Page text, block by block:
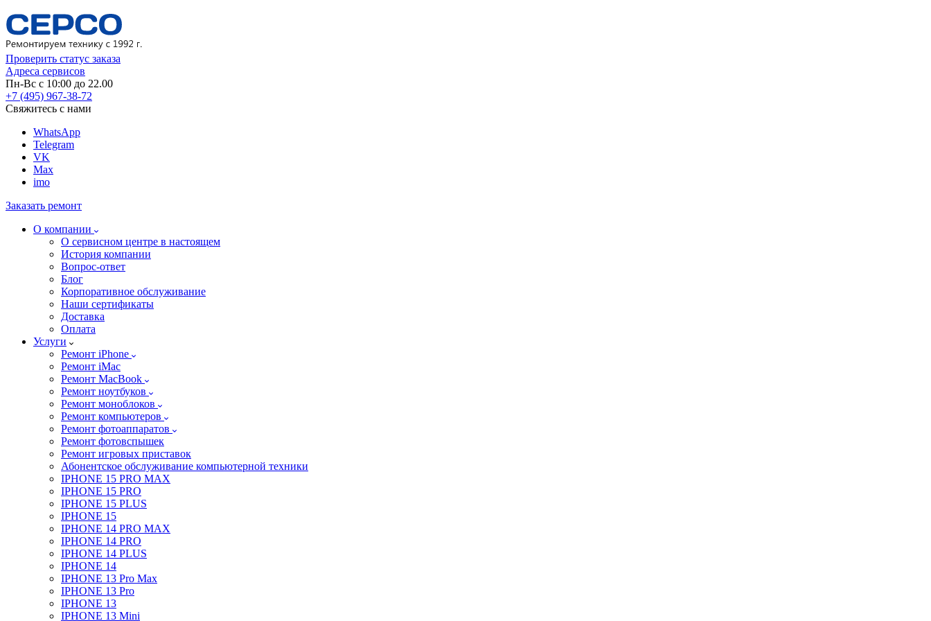
Проверить статус заказа
Адреса сервисов
Пн-Вс с 10:00 до 22.00
+7 (495) 967-38-72
Свяжитесь с нами
WhatsApp
Telegram
VK
Max
imo
Заказать ремонт
О компании
О сервисном центре в настоящем
История компании
Вопрос-ответ
Блог
Корпоративное обслуживание
Наши сертификаты
Доставка
Оплата
Услуги
Ремонт iPhone
Ремонт iMac
Ремонт MacBook
Ремонт ноутбуков
Ремонт моноблоков
Ремонт компьютеров
Ремонт фотоаппаратов
Ремонт фотовспышек
Ремонт игровых приставок
Абонентское обслуживание компьютерной техники
IPHONE 15 PRO MAX
IPHONE 15 PRO
IPHONE 15 PLUS
IPHONE 15
IPHONE 14 PRO MAX
IPHONE 14 PRO
IPHONE 14 PLUS
IPHONE 14
IPHONE 13 Pro Max
IPHONE 13 Pro
IPHONE 13
IPHONE 13 Mini